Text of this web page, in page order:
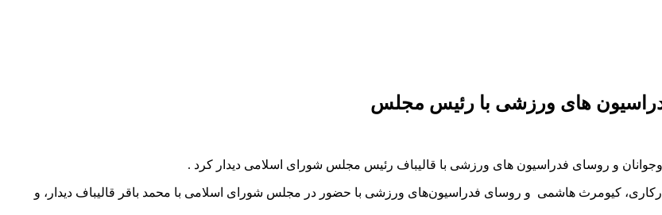
های ورزشی با رئیس مجلس
و روسای فدراسیون‌ های ورزشی با قالیباف رئیس مجلس شورای اسلامی دیدار کرد .
فدراسیون سوارکاری، کیومرث هاشمی و روسای فدراسیون‌های ورزشی با حضور در مجلس شورای اسلامی با محمد باقر قالیباف دیدار، و